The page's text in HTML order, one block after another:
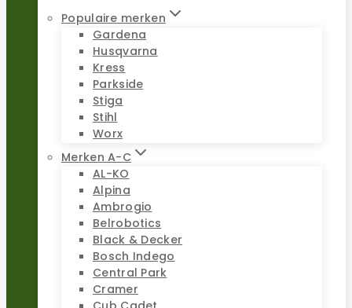
Populaire merken
Gardena
Husqvarna
Kress
Parkside
Stiga
Stihl
Worx
Merken A-C
AL-KO
Alpina
Ambrogio
Belrobotics
Black & Decker
Bosch Indego
Central Park
Cramer